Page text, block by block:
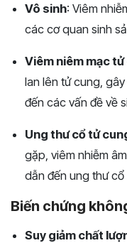
Vô sinh: Viêm
các cơ quan sinh
Viêm niêm mạc
lan lên tử cung,
đến các vấn đề về
Ung thư cổ tử
gặp, viêm nhiễm
dẫn đến ung thư
Biến chứng
Suy giảm chất